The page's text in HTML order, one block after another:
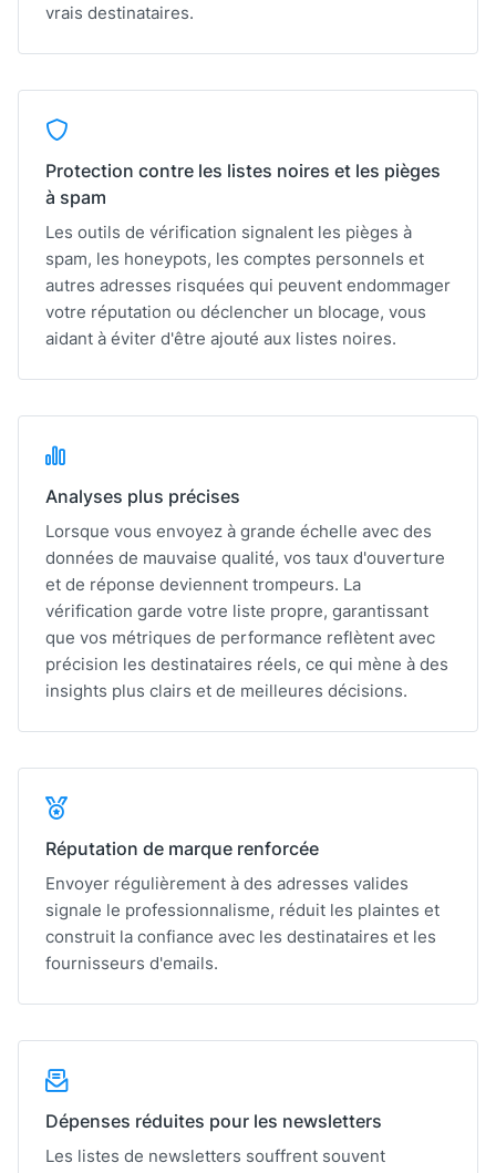
vrais destinataires.
Protection contre les listes noires et les pièges
à spam
Les outils de vérification signalent les pièges à
spam, les honeypots, les comptes personnels et
autres adresses risquées qui peuvent endommager
votre réputation ou déclencher un blocage, vous
aidant à éviter d'être ajouté aux listes noires.
Analyses plus précises
Lorsque vous envoyez à grande échelle avec des
données de mauvaise qualité, vos taux d'ouverture
et de réponse deviennent trompeurs. La
vérification garde votre liste propre, garantissant
que vos métriques de performance reflètent avec
précision les destinataires réels, ce qui mène à des
insights plus clairs et de meilleures décisions.
Réputation de marque renforcée
Envoyer régulièrement à des adresses valides
signale le professionnalisme, réduit les plaintes et
construit la confiance avec les destinataires et les
fournisseurs d'emails.
Dépenses réduites pour les newsletters
Les listes de newsletters souffrent souvent